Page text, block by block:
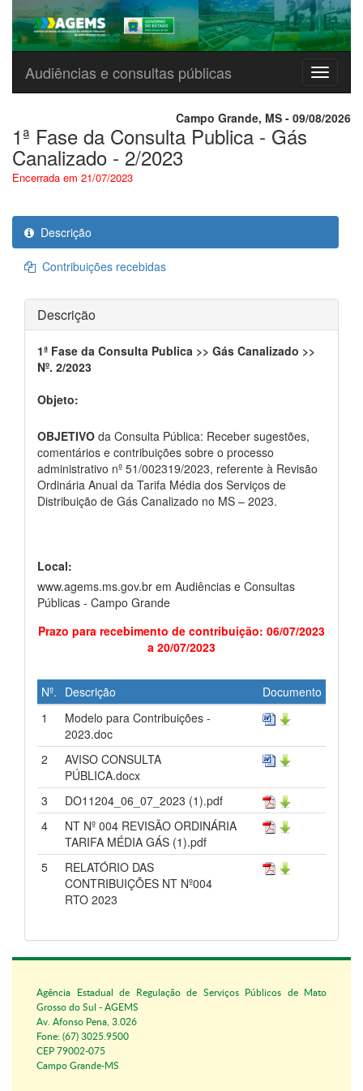
Menu
Audiências e consultas públicas
Campo Grande, MS - 09/08/2026
1ª Fase da Consulta Publica - Gás
Canalizado - 2/2023
Encerrada em 21/07/2023
Descrição
Contribuições recebidas
Descrição
1ª Fase da Consulta Publica >> Gás Canalizado >>
Nº. 2/2023
Objeto:
OBJETIVO da Consulta Pública: Receber sugestões,
comentários e contribuições sobre o processo
administrativo nº 51/002319/2023, referente à Revisão
Ordinária Anual da Tarifa Média dos Serviços de
Distribuição de Gás Canalizado no MS – 2023.
Local:
www.agems.ms.gov.br em Audiências e Consultas
Públicas - Campo Grande
Prazo para recebimento de contribuição: 06/07/2023
a 20/07/2023
Nº. Descrição
Documento
1
Modelo para Contribuições -
2023.doc
2
AVISO CONSULTA
PÚBLICA.docx
3
DO11204_06_07_2023 (1).pdf
4
NT Nº 004 REVISÃO ORDINÁRIA
TARIFA MÉDIA GÁS (1).pdf
5
RELATÓRIO DAS
CONTRIBUIÇÕES NT Nº004
RTO 2023
Agência Estadual de Regulação de Serviços Públicos de Mato
Grosso do Sul - AGEMS
Av. Afonso Pena, 3.026
Fone: (67) 3025.9500
CEP 79002-075
Campo Grande-MS